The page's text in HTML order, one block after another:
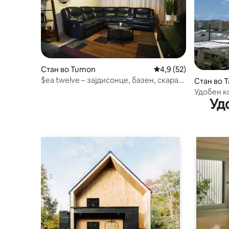
Стан во Tumon Просечна оцена:
4,9 (52)
$ea twelve – зајдисонце, базен, скара
Стан во
Удобен
центарот